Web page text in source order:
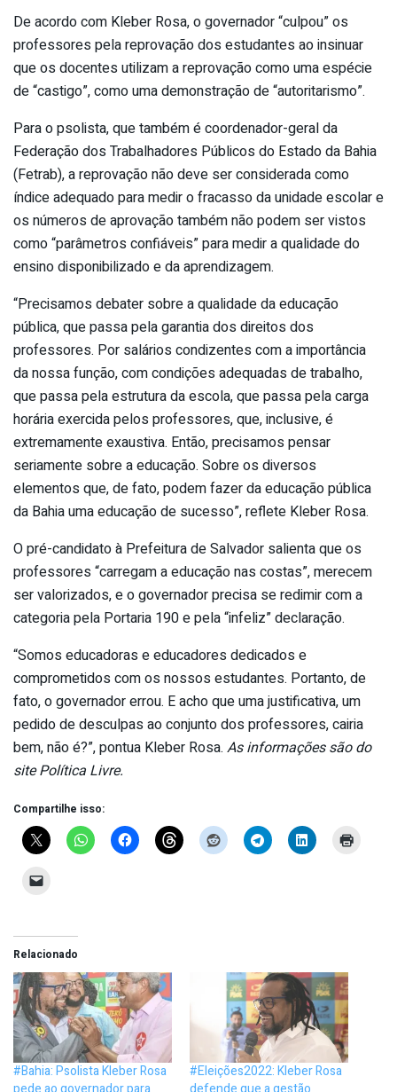
De acordo com Kleber Rosa, o governador “culpou” os
professores pela reprovação dos estudantes ao insinuar
que os docentes utilizam a reprovação como uma espécie
de “castigo”, como uma demonstração de “autoritarismo”.
Para o psolista, que também é coordenador-geral da
Federação dos Trabalhadores Públicos do Estado da Bahia
(Fetrab), a reprovação não deve ser considerada como
índice adequado para medir o fracasso da unidade escolar e
os números de aprovação também não podem ser vistos
como “parâmetros confiáveis” para medir a qualidade do
ensino disponibilizado e da aprendizagem.
“Precisamos debater sobre a qualidade da educação
pública, que passa pela garantia dos direitos dos
professores. Por salários condizentes com a importância
da nossa função, com condições adequadas de trabalho,
que passa pela estrutura da escola, que passa pela carga
horária exercida pelos professores, que, inclusive, é
extremamente exaustiva. Então, precisamos pensar
seriamente sobre a educação. Sobre os diversos
elementos que, de fato, podem fazer da educação pública
da Bahia uma educação de sucesso”, reflete Kleber Rosa.
O pré-candidato à Prefeitura de Salvador salienta que os
professores “carregam a educação nas costas”, merecem
ser valorizados, e o governador precisa se redimir com a
categoria pela Portaria 190 e pela “infeliz” declaração.
“Somos educadoras e educadores dedicados e
comprometidos com os nossos estudantes. Portanto, de
fato, o governador errou. E acho que uma justificativa, um
pedido de desculpas ao conjunto dos professores, cairia
bem, não é?”, pontua Kleber Rosa. As informações são do
site Política Livre.
Compartilhe isso:
Relacionado
#Bahia: Psolista Kleber Rosa
#Eleições2022: Kleber Rosa